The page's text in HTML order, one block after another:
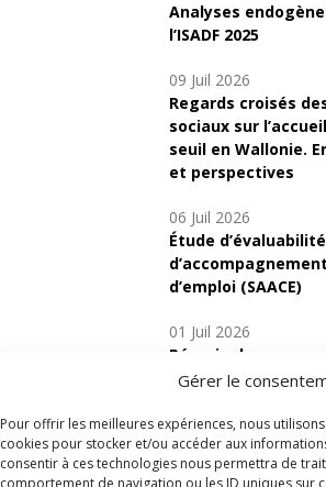
Gérer le
Pour offrir les meilleures expériences, nous
cookies pour stocker et/ou accéder aux
consentir à ces technologies nous permettra de
comportement de navigation ou les ID uniques sur
Analyses
l’ISADF 2025
09 Juil 2026
Regards croisés
sociaux sur
seuil en Wallonie.
et perspectives
06 Juil 2026
Étude
d’emploi (SAACE)
01 Juil 2026
Pénurie du
indicateurs d’offre